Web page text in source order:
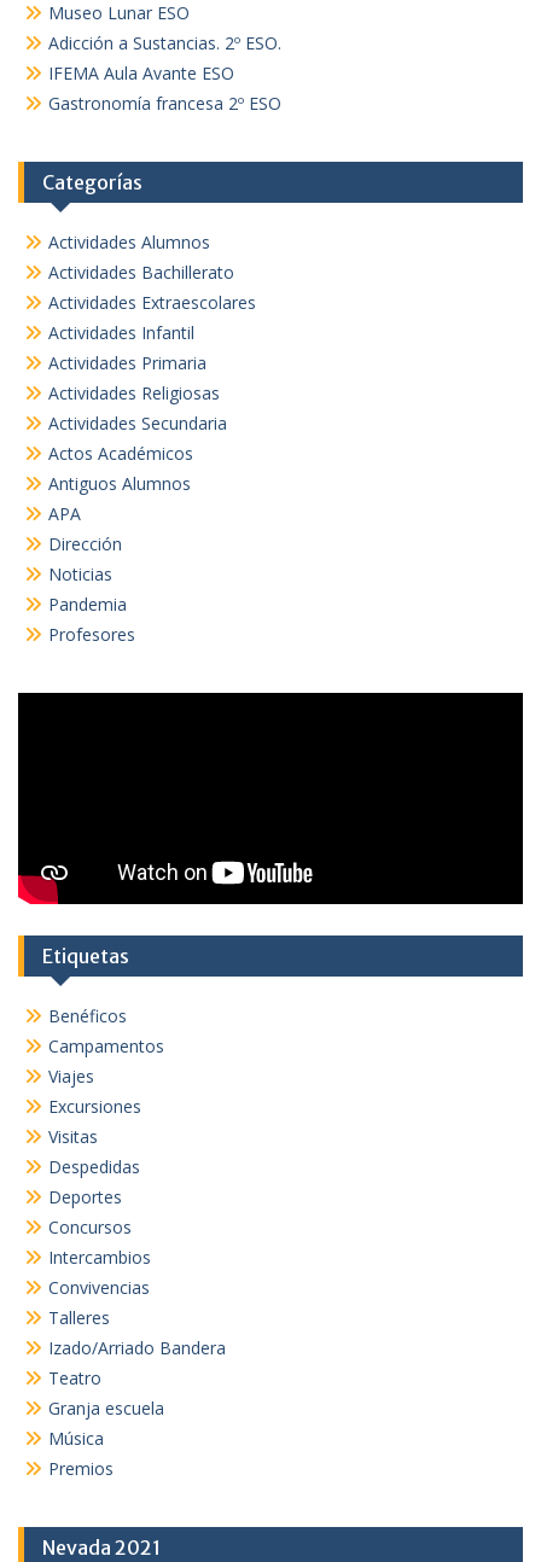
Museo Lunar ESO
Adicción a Sustancias. 2º ESO.
IFEMA Aula Avante ESO
Gastronomía francesa 2º ESO
Categorías
Actividades Alumnos
Actividades Bachillerato
Actividades Extraescolares
Actividades Infantil
Actividades Primaria
Actividades Religiosas
Actividades Secundaria
Actos Académicos
Antiguos Alumnos
APA
Dirección
Noticias
Pandemia
Profesores
Etiquetas
Benéficos
Campamentos
Viajes
Excursiones
Visitas
Despedidas
Deportes
Concursos
Intercambios
Convivencias
Talleres
Izado/Arriado Bandera
Teatro
Granja escuela
Música
Premios
Nevada 2021